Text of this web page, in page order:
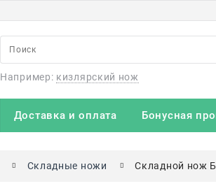
Например: кизлярский нож
Доставка и оплата Бонусная
Складные ножи Складной нож